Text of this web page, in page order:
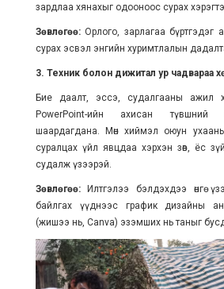
зардлаа хянахыг одооноос сурах
Зөвлөгөө:Орлого, зарлагаа бүртгэдэг
сурах эсвэл энгийн хуримтлалын
3. Техник болон дижитал ур чадвараа
Бие даалт, эссэ, судалгааны ажил
PowerPoint-ийн ахисан түвшний
шаардагдана. Мөн хиймэл оюун
суралцах үйл явцдаа хэрхэн зөв, ёс
судалж үзээрэй.
Зөвлөгөө:Илтгэлээ бэлдэхдээ өнгө
байлгах үүднээс график дизайны
(жишээ нь, Canva) эзэмших нь таныг